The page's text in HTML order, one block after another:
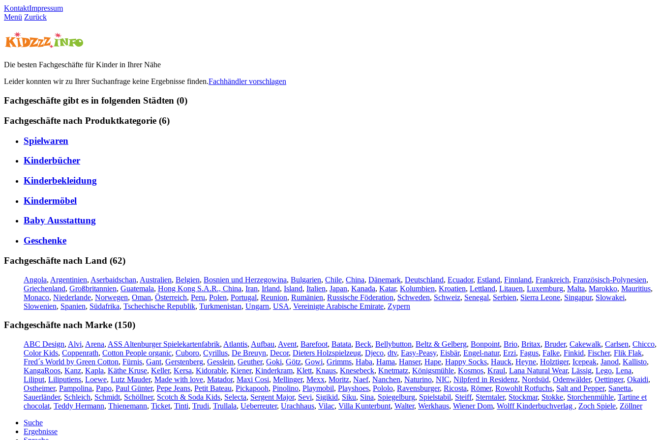
KontaktImpressum
Menü Zurück
Die besten Fachgeschäfte für Kinder in Ihrer Nähe
Leider konnten wir zu Ihrer Suchanfrage keine Ergebnisse finden.Fachhändler vorschlagen
Fachgeschäfte gibt es in folgenden Städten (0)
Fachgeschäfte nach Produktkategorie (6)
Spielwaren
Kinderbücher
Kinderbekleidung
Kindermöbel
Baby Ausstattung
Geschenke
Fachgeschäfte nach Land (62)
Angola, Argentinien, Aserbaidschan, Australien, Belgien, Bosnien und Herzegowina, Bulgarien, Chile, China, Dänemark, Deutschland, Ecuador, Estland, Finnland, Frankreich, Französisch-Polynesien,
Griechenland, Großbritannien, Guatemala, Hong Kong S.A.R., China, Iran, Irland, Island, Italien, Japan, Kanada, Katar, Kolumbien, Kroatien, Lettland, Litauen, Luxemburg, Malta, Marokko, Mauritius,
Monaco, Niederlande, Norwegen, Oman, Österreich, Peru, Polen, Portugal, Reunion, Rumänien, Russische Föderation, Schweden, Schweiz, Senegal, Serbien, Sierra Leone, Singapur, Slowakei,
Slowenien, Spanien, Südafrika, Tschechische Republik, Turkmenistan, Ungarn, USA, Vereinigte Arabische Emirate, Zypern
Fachgeschäfte nach Marke (150)
ABC Design, Alvi, Arena, ASS Altenburger Spielekartenfabrik, Atlantis, Aufbau, Avent, Barefoot, Batata, Beck, Bellybutton, Beltz & Gelberg, Bonpoint, Brio, Britax, Bruder, Cakewalk, Carlsen, Chicco,
Color Kids, Coppenrath, Cotton People organic, Cuboro, Cyrillus, De Breuyn, Decor, Dieters Holzspielzeug, Djeco, dtv, Easy-Peasy, Eisbär, Engel-natur, Erzi, Fagus, Falke, Finkid, Fischer, Flik Flak,
Fred´s World by Green Cotton, Fürnis, Gant, Gerstenberg, Gesslein, Geuther, Goki, Götz, Gowi, Grimms, Haba, Hama, Hanser, Hape, Happy Socks, Hauck, Heyne, Holztiger, Icepeak, Janod, Kallisto,
KangaRoos, Kanz, Kapla, Käthe Kruse, Keller, Kersa, Kidorable, Kiener, Kinderkram, Klett, Knaus, Knesebeck, Knetmatz, Königsmühle, Kosmos, Kraul, Lana Natural Wear, Lässig, Lego, Lena,
Liliput, Liliputiens, Loewe, Lutz Mauder, Made with love, Matador, Maxi Cosi, Mellinger, Mexx, Moritz, Naef, Nanchen, Naturino, NIC, Nilpferd in Residenz, Nordsüd, Odenwälder, Oettinger, Okaidi,
Ostheimer, Pampolina, Papo, Paul Günter, Pepe Jeans, Petit Bateau, Pickapooh, Pinolino, Playmobil, Playshoes, Pololo, Ravensburger, Ricosta, Römer, Rowohlt Rotfuchs, Salt and Pepper, Sanetta,
Sauerländer, Schleich, Schmidt, Schöllner, Scotch & Soda Kids, Selecta, Sergent Major, Sevi, Sigikid, Siku, Sina, Spiegelburg, Spielstabil, Steiff, Sterntaler, Stockmar, Stokke, Storchenmühle, Tartine et
chocolat, Teddy Hermann, Thienemann, Ticket, Tinti, Trudi, Trullala, Ueberreuter, Urachhaus, Vilac, Villa Kunterbunt, Walter, Werkhaus, Wiener Dom, Wolff Kinderbuchverlag , Zoch Spiele, Zöllner
Suche
Ergebnisse